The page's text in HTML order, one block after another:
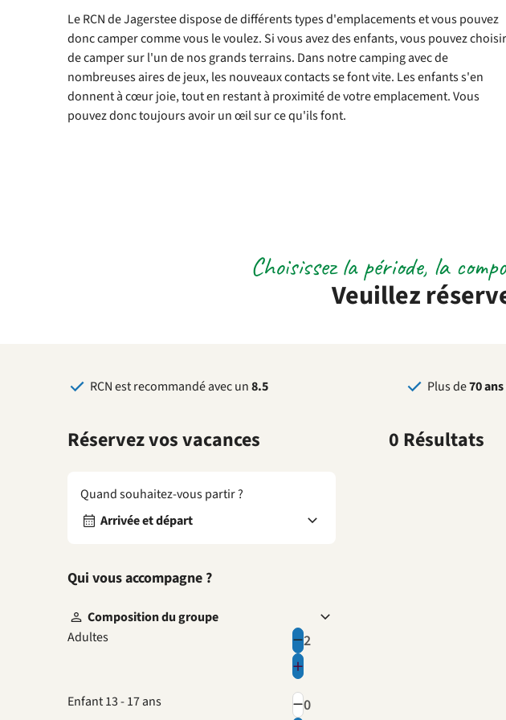
Le RCN de Jagerstee dispose de différents types d'emplacements et vous pouvez
donc camper comme vous le voulez. Si vous avez des enfants, vous pouvez choisir
de camper sur l'un de nos grands terrains. Dans notre camping avec de
nombreuses aires de jeux, les nouveaux contacts se font vite. Les enfants s'en
donnent à cœur joie, tout en restant à proximité de votre emplacement. Vous
pouvez donc toujours avoir un œil sur ce qu'ils font.
Veuillez
Choisissez la période, la
RCN est recommandé avec un8.5 Plus de70 ans
Réservez vos vacances
Quand souhaitez-vous partir ?
Arrivée et départ
Qui vous accompagne ?
Composition du groupe
Adultes
Enfant 13 - 17 ans
0 Résultats